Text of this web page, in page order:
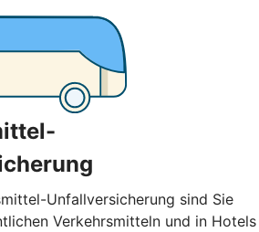
Unfallversicherung sind Sie
Verkehrsmitteln und in Hotels